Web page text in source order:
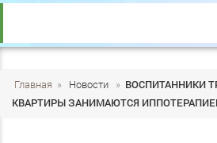
Главная » Новости » ВОСПИТАННИКИ
КВАРТИРЫ ЗАНИМАЮТСЯ